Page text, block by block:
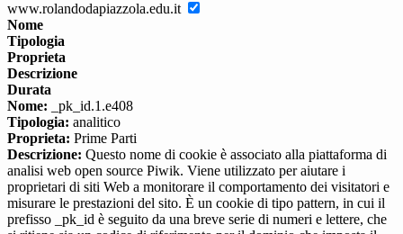
www.rolandodapiazzola.edu.it
Nome
Tipologia
Proprieta
Descrizione
Durata
Nome: _pk_id.1.e408
Tipologia: analitico
Proprieta: Prime Parti
Descrizione: Questo nome di cookie è associato alla piattaforma di
analisi web open source Piwik. Viene utilizzato per aiutare i
proprietari di siti Web a monitorare il comportamento dei visitatori e
misurare le prestazioni del sito. È un cookie di tipo pattern, in cui il
prefisso _pk_id è seguito da una breve serie di numeri e lettere, che